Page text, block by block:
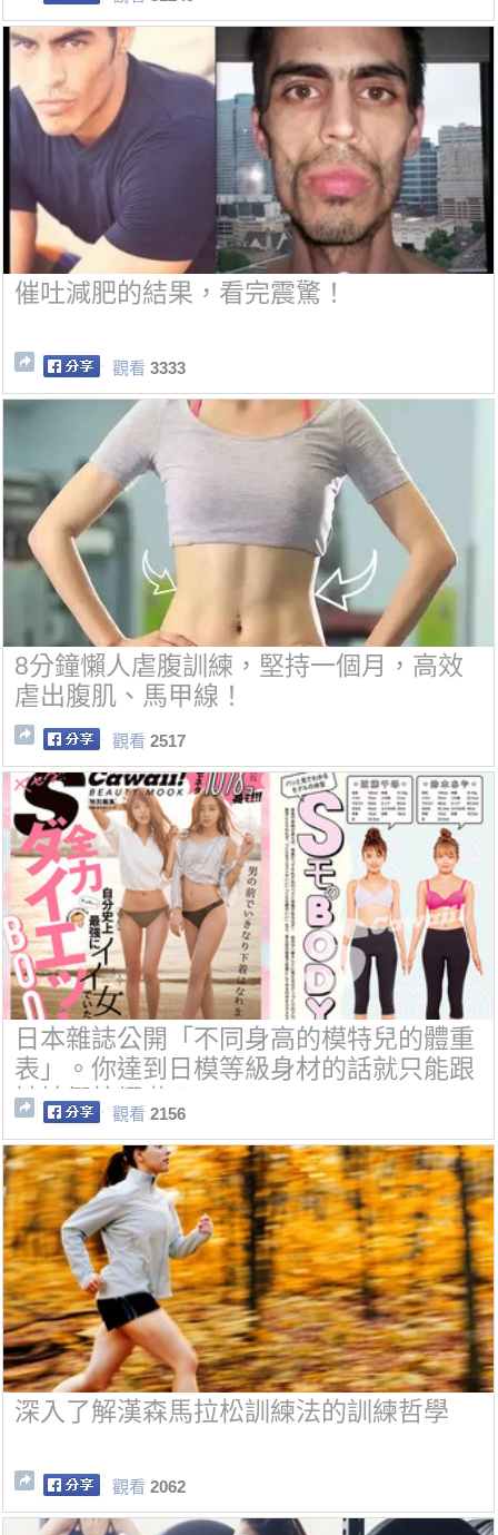
催吐減肥的結果，看完震驚！
觀看 3333
8分鐘懶人虐腹訓練，堅持一個月，高效
虐出腹肌、馬甲線！
觀看 2517
日本雜誌公開「不同身高的模特兒的體重
表」。你達到日模等級身材的話就只能跟
姊妹們炫耀啦！
觀看 2156
深入了解漢森馬拉松訓練法的訓練哲學
觀看 2062